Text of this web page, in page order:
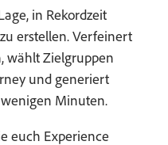
in Rekordzeit
erstellen. Verfeinert
wählt Zielgruppen
und generiert
Minuten.
euch Experience